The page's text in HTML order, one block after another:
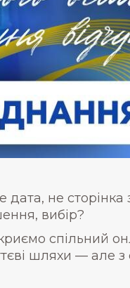
не сторінка
вибір?
спільний
шляхи — але